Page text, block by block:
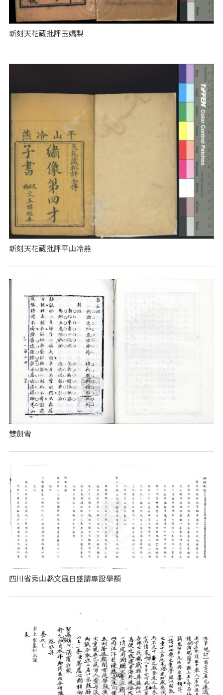
新刻天花藏批評玉嬌梨
新刻天花藏批評平山冷燕
雙劍雪
四川省秀山縣文風日盛請專設學額